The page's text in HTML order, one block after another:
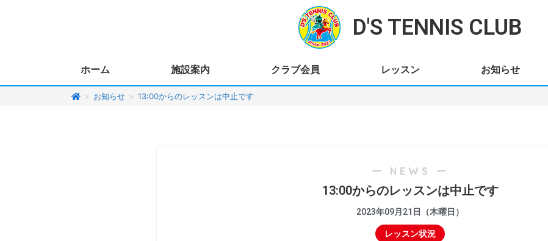
D'S TENNIS CLUB
ホーム 施設案内 クラブ会員 レッスン お知らせ
> お知らせ > 13:00からのレッスンは中止です
ー NEWS ー
13:00からのレッスンは中止です
2023年09月21日（木曜日）
レッスン状況